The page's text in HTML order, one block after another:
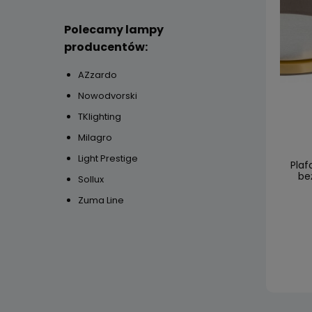
Polecamy lampy
producentów:
AZzardo
Nowodvorski
TKlighting
Milagro
Light Prestige
Sollux
Zuma Line